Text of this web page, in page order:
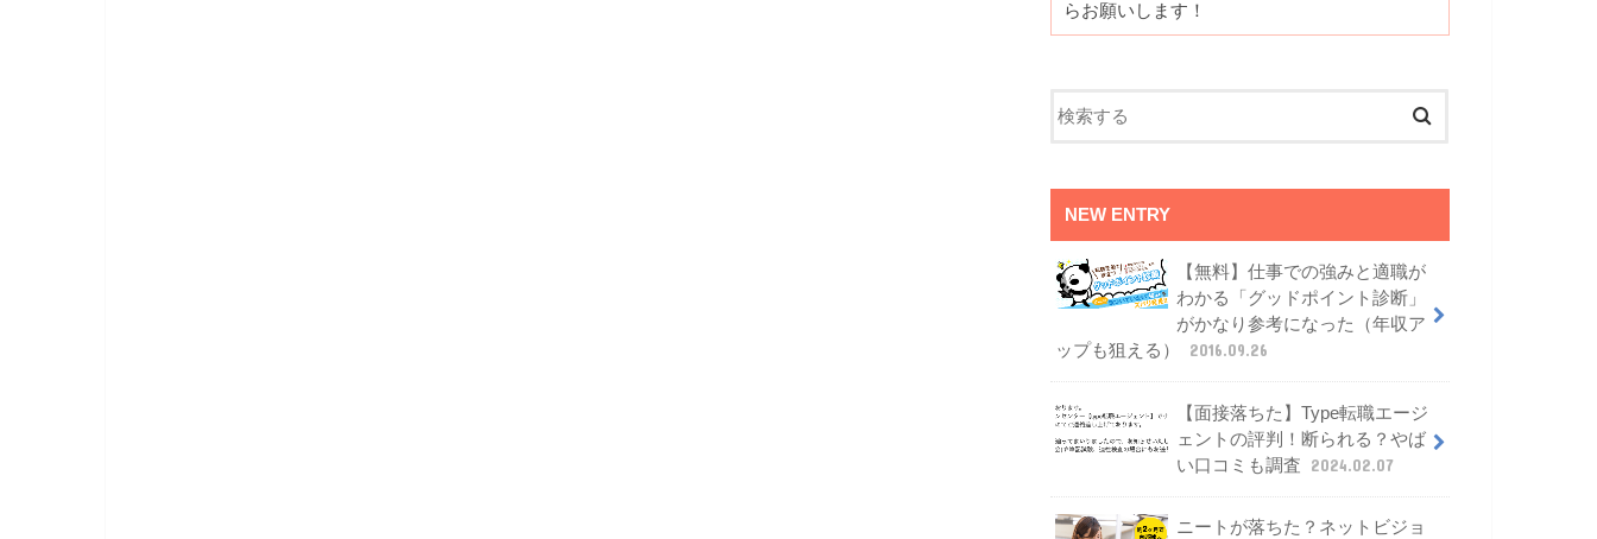
らお願いします！
NEW ENTRY
【無料】仕事での強みと適職が
わかる「グッドポイント診断」
がかなり参考になった（年収ア
ップも狙える）
2016.09.26
【面接落ちた】Type転職エージ
ェントの評判！断られる？やば
い口コミも調査
2024.02.07
ニートが落ちた？ネットビジョ